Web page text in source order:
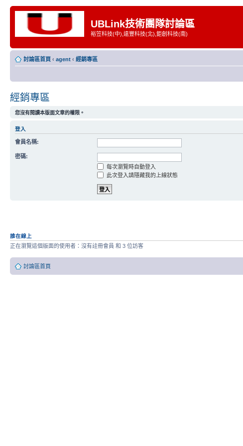
UBLink技術團隊討論區
裕笠科技(中),遠豐科技(北),鉅創科技(南)
討論區首頁 ‹ agent ‹ 經銷專區
經銷專區
您沒有閱讀本版面文章的權限。
登入
會員名稱:
密碼:
每次瀏覽時自動登入
此次登入請隱藏我的上線狀態
誰在線上
正在瀏覽這個版面的使用者：沒有註冊會員 和 3 位訪客
討論區首頁